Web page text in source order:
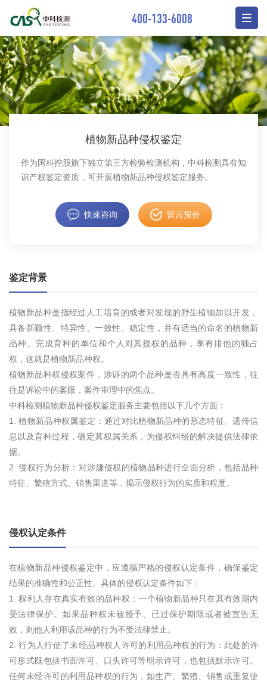
400-133-6008
植物新品种侵权鉴定
作为国科控股旗下独立第三方检验检测机构，中科检测具有知
识产权鉴定资质，可开展植物新品种侵权鉴定服务。
快速咨询 留言报价
鉴定背景
植物新品种是指经过人工培育的或者对发现的野生植物加以开发，
具备新颖性、特异性、一致性、稳定性，并有适当的命名的植物新
品种。完成育种的单位和个人对其授权的品种，享有排他的独占
权，这就是植物新品种权。
植物新品种权侵权案件，涉诉的两个品种是否具有高度一致性，往
往是诉讼中的案眼，案件审理中的焦点。
中科检测植物新品种侵权鉴定服务主要包括以下几个方面：
1. 植物新品种权属鉴定：通过对比植物新品种的形态特征、遗传信
息以及育种过程，确定其权属关系，为侵权纠纷的解决提供法律依
据。
2. 侵权行为分析：对涉嫌侵权的植物品种进行全面分析，包括品种
特征、繁殖方式、销售渠道等，揭示侵权行为的实质和程度。
侵权认定条件
在植物新品种侵权鉴定中，应遵循严格的侵权认定条件，确保鉴定
结果的准确性和公正性。具体的侵权认定条件如下：
1. 权利人存在真实有效的品种权：一个植物新品种只在其有效期内
受法律保护。如果品种权未被授予、已过保护期限或者被宣告无
效，则他人利用该品种的行为不受法律禁止。
2. 行为人行使了未经品种权人许可的利用品种权的行为：此处的许
可形式既包括书面许可、口头许可等明示许可，也包括默示许可。
任何未经许可的利用品种权的行为，如生产、繁殖、销售或重复使